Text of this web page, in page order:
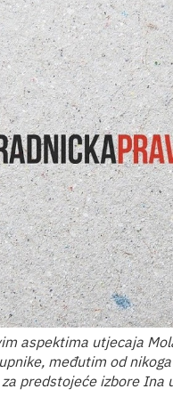
aspektima utjecaja
međutim od
predstojeće izbore Ina